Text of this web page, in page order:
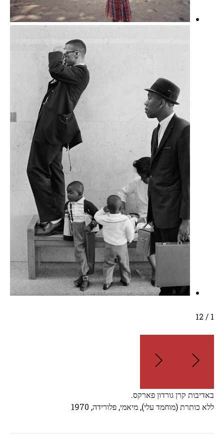
1
/ 12
באדיבות קרן גורדון פארקס.
ללא כותרת (מוחמד עלי), מיאמי, פלורידה, 1970